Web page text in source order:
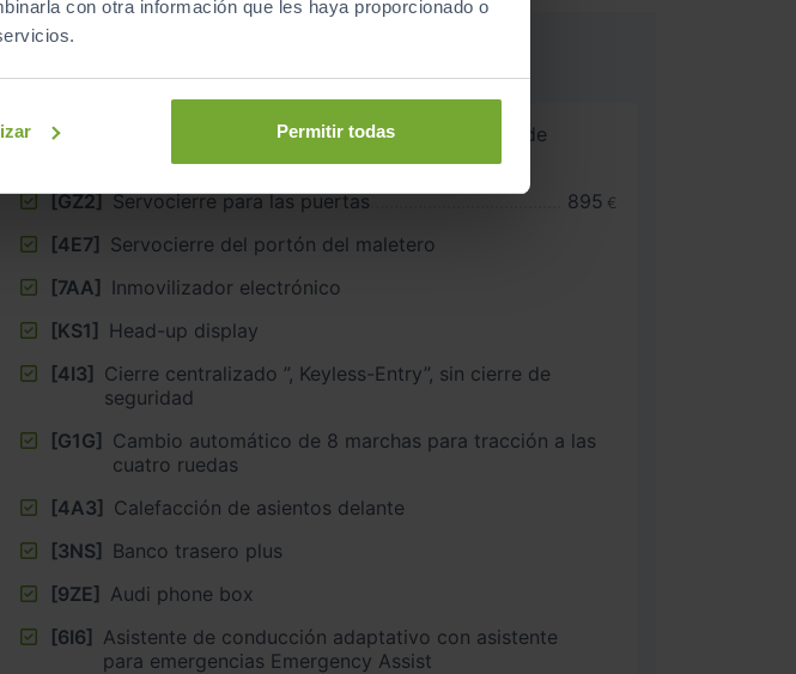
con otra información que les haya proporcionado o
Permitir todas
[7X5]
Sistema de aparcamiento asistido con ayuda de
aparcamiento plus
[GZ2] Servocierre para las puertas 895 €
[4E7] Servocierre del portón del maletero
[7AA] Inmovilizador electrónico
[KS1] Head-up display
[4I3] Cierre centralizado ”, Keyless-Entry”, sin cierre de
seguridad
[G1G] Cambio automático de 8 marchas para tracción a las
cuatro ruedas
[4A3] Calefacción de asientos delante
[3NS] Banco trasero plus
[9ZE] Audi phone box
[6I6] Asistente de conducción adaptativo con asistente
para emergencias Emergency Assist